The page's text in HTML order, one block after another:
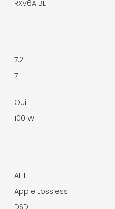
RXV6A BL
7.2
7
Oui
100 W
AIFF
Apple Lossless
DSD